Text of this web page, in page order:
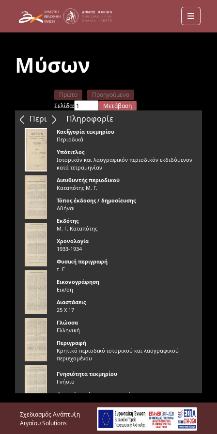
Menu
Μύσων
Περιεχόμενα
Πρώτο
Προηγούμενο
Σελίδα:
Μετάβαση
Επόμενο
Τελευταίο
Πληροφορίε
ς
Κατηγορία τεκμηρίου
Περιοδικά
Υπότιτλος
Ιστορικόν και λαογραφικόν περιοδικόν εκδιδόμενον
κατά τετραμηνίαν
Διευθυντής περιοδικού
Καταπότης Μ. Γ.
Τόπος έκδοσης / δημοσίευσης
Αθήναι
Εκδότης
Μ. Γ. Καταπότης
Χρονολογία
1933-1934
Φυσική περιγραφή
τ. Γ
Εικονογράφηση
Εικ/ση
Διαστάσεις
25 Χ 17
Γλώσσα
Ελληνική
Περιγραφή
Κρητικό περιοδικό ιστορικού και λαογραφικού
περιεχομένου
Γνησιότητα τεκμηρίου
Γνήσιο
Φυσική κατάσταση τεκμηρίου
Πολύ καλή
Προέλευση τεκμηρίου
Δωρεά Νικολάου Β. Τωμαδάκη
Σχεδιασμός Ανάπτυξη
Αιγαίου Solutions